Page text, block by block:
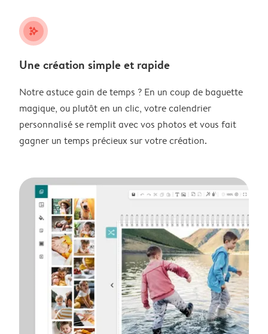
stars_plus
Une création simple et rapide
Notre astuce gain de temps ? En un coup de baguette
magique, ou plutôt en un clic, votre calendrier
personnalisé se remplit avec vos photos et vous fait
gagner un temps précieux sur votre création.